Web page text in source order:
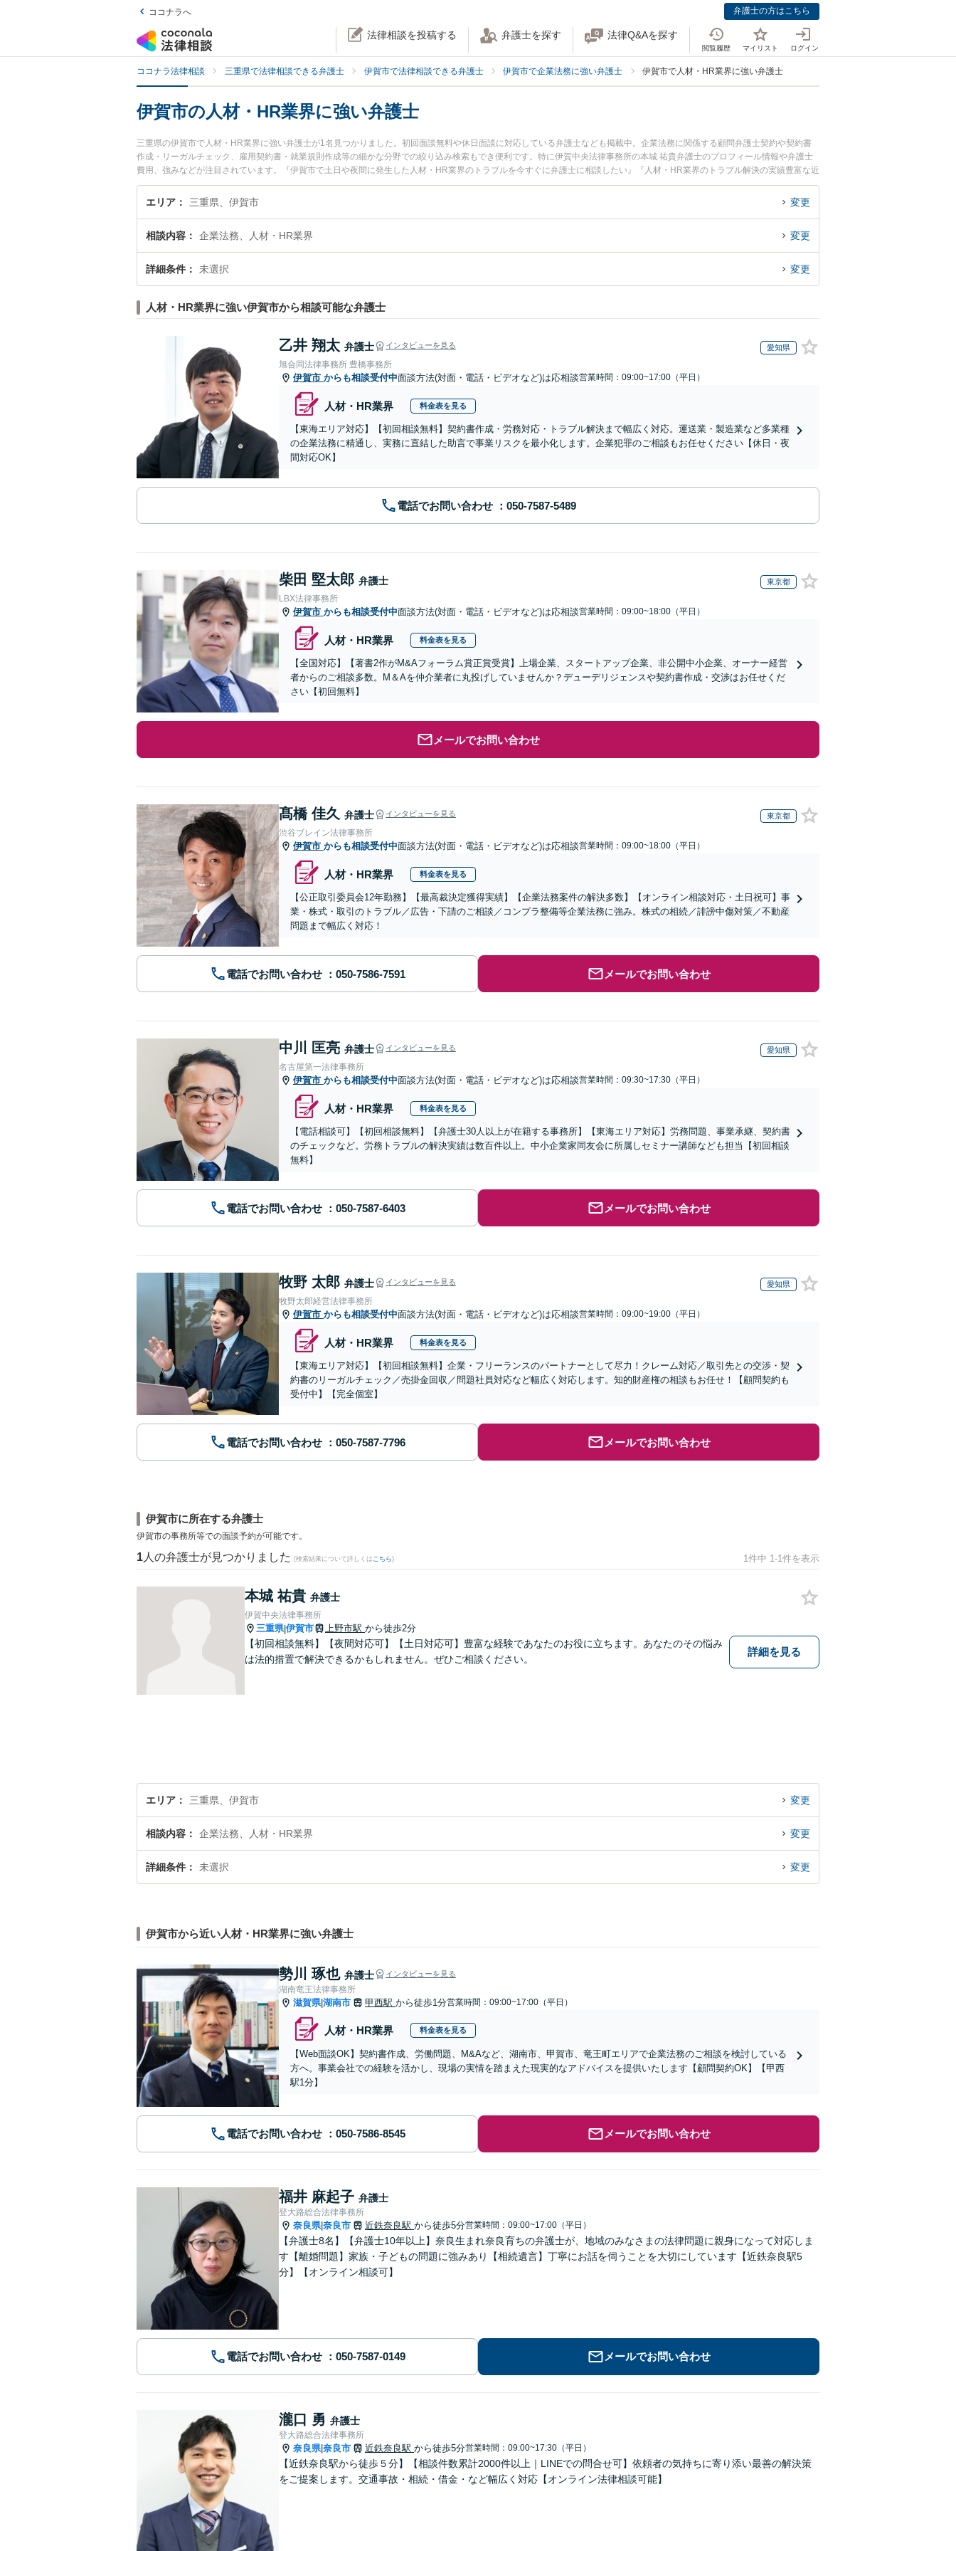
ココナラへ 弁護士の方はこちら
法律相談を投稿する 弁護士を探す 法律Q&Aを探す
閲覧履歴 マイリスト ログイン
ココナラ法律相談 三重県で法律相談できる弁護士 伊賀市で法律相談できる弁護士 伊賀市で企業法務に強い弁護士 伊賀市で人材・HR業界に強い弁護士
伊賀市の人材・HR業界に強い弁護士
三重県の伊賀市で人材・HR業界に強い弁護士が1名見つかりました。初回面談無料や休日面談に対応している弁護士なども掲載中。企業法務に関係する顧問弁護士契約や契約書
作成・リーガルチェック、雇用契約書・就業規則作成等の細かな分野での絞り込み検索もでき便利です。特に伊賀中央法律事務所の本城 祐貴弁護士のプロフィール情報や弁護士
費用、強みなどが注目されています。『伊賀市で土日や夜間に発生した人材・HR業界のトラブルを今すぐに弁護士に相談したい』『人材・HR業界のトラブル解決の実績豊富な近
くの弁護士を検索したい』『初回相談無料で人材・HR業界を法律相談できる伊賀市内の弁護士に相談予約したい』などでお困りの相談者さんにおすすめです。
エリア 三重県、伊賀市 変更
相談内容 企業法務、人材・HR業界 変更
詳細条件 未選択 変更
人材・HR業界に強い伊賀市から相談可能な弁護士
乙井 翔太 弁護士 インタビューを見る 愛知県
旭合同法律事務所 豊橋事務所
伊賀市 からも相談受付中面談方法(対面・電話・ビデオなど)は応相談営業時間：09:00~17:00（平日）
人材・HR業界 料金表を見る
【東海エリア対応】【初回相談無料】契約書作成・労務対応・トラブル解決まで幅広く対応。運送業・製造業など多業種
の企業法務に精通し、実務に直結した助言で事業リスクを最小化します。企業犯罪のご相談もお任せください【休日・夜
間対応OK】
電話でお問い合わせ
柴田 堅太郎 弁護士 東京都
LBX法律事務所
伊賀市 からも相談受付中面談方法(対面・電話・ビデオなど)は応相談営業時間：09:00~18:00（平日）
人材・HR業界 料金表を見る
【全国対応】【著書2作がM&Aフォーラム賞正賞受賞】上場企業、スタートアップ企業、非公開中小企業、オーナー経営
者からのご相談多数。M＆Aを仲介業者に丸投げしていませんか？デューデリジェンスや契約書作成・交渉はお任せくだ
さい【初回無料】
メールでお問い合わせ
髙橋 佳久 弁護士 インタビューを見る 東京都
渋谷ブレイン法律事務所
伊賀市 からも相談受付中面談方法(対面・電話・ビデオなど)は応相談営業時間：09:00~18:00（平日）
人材・HR業界 料金表を見る
【公正取引委員会12年勤務】【最高裁決定獲得実績】【企業法務案件の解決多数】【オンライン相談対応・土日祝可】事
業・株式・取引のトラブル／広告・下請のご相談／コンプラ整備等企業法務に強み。株式の相続／誹謗中傷対策／不動産
問題まで幅広く対応！
電話でお問い合わせ メールでお問い合わせ
中川 匡亮 弁護士 インタビューを見る 愛知県
名古屋第一法律事務所
伊賀市 からも相談受付中面談方法(対面・電話・ビデオなど)は応相談営業時間：09:30~17:30（平日）
人材・HR業界 料金表を見る
【電話相談可】【初回相談無料】【弁護士30人以上が在籍する事務所】【東海エリア対応】労務問題、事業承継、契約書
のチェックなど。労務トラブルの解決実績は数百件以上。中小企業家同友会に所属しセミナー講師なども担当【初回相談
無料】
電話でお問い合わせ メールでお問い合わせ
牧野 太郎 弁護士 インタビューを見る 愛知県
牧野太郎経営法律事務所
伊賀市 からも相談受付中面談方法(対面・電話・ビデオなど)は応相談営業時間：09:00~19:00（平日）
人材・HR業界 料金表を見る
【東海エリア対応】【初回相談無料】企業・フリーランスのパートナーとして尽力！クレーム対応／取引先との交渉・契
約書のリーガルチェック／売掛金回収／問題社員対応など幅広く対応します。知的財産権の相談もお任せ！【顧問契約も
受付中】【完全個室】
電話でお問い合わせ メールでお問い合わせ
伊賀市に所在する弁護士
伊賀市の事務所等での面談予約が可能です。
1 人の弁護士が見つかりました (検索結果について詳しくは こちら) 1件中 1-1件を表示
本城 祐貴 弁護士
伊賀中央法律事務所
三重県|伊賀市 上野市駅 から徒歩2分
【初回相談無料】【夜間対応可】【土日対応可】豊富な経験であなたのお役に立ちます。あなたのその悩み
は法的措置で解決できるかもしれません。ぜひご相談ください。
詳細を見る
エリア 三重県、伊賀市 変更
相談内容 企業法務、人材・HR業界 変更
詳細条件 未選択 変更
伊賀市から近い人材・HR業界に強い弁護士
勢川 琢也 弁護士 インタビューを見る
湖南竜王法律事務所
滋賀県|湖南市 甲西駅 から徒歩1分営業時間：09:00~17:00（平日）
人材・HR業界 料金表を見る
【Web面談OK】契約書作成、労働問題、M&Aなど、湖南市、甲賀市、竜王町エリアで企業法務のご相談を検討している
方へ。事業会社での経験を活かし、現場の実情を踏まえた現実的なアドバイスを提供いたします【顧問契約OK】【甲西
駅1分】
電話でお問い合わせ メールでお問い合わせ
福井 麻起子 弁護士
登大路総合法律事務所
奈良県|奈良市 近鉄奈良駅 から徒歩5分営業時間：09:00~17:00（平日）
【弁護士8名】【弁護士10年以上】奈良生まれ奈良育ちの弁護士が、地域のみなさまの法律問題に親身になって対応しま
す【離婚問題】家族・子どもの問題に強みあり【相続遺言】丁寧にお話を伺うことを大切にしています【近鉄奈良駅5
分】【オンライン相談可】
電話でお問い合わせ メールでお問い合わせ
瀧口 勇 弁護士
登大路総合法律事務所
奈良県|奈良市 近鉄奈良駅 から徒歩5分営業時間：09:00~17:30（平日）
【近鉄奈良駅から徒歩５分】【相談件数累計2000件以上｜LINEでの問合せ可】依頼者の気持ちに寄り添い最善の解決策
をご提案します。交通事故・相続・借金・など幅広く対応【オンライン法律相談可能】